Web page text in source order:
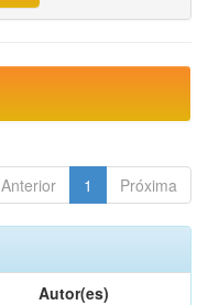
Anterior 1 Próxima
Autor(es)